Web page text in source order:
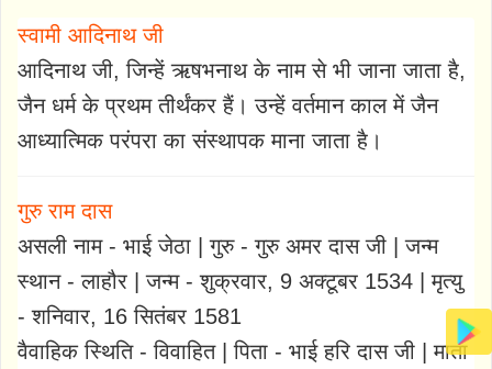
स्वामी आदिनाथ जी
आदिनाथ जी, जिन्हें ऋषभनाथ के नाम से भी जाना जाता है,
जैन धर्म के प्रथम तीर्थंकर हैं। उन्हें वर्तमान काल में जैन
आध्यात्मिक परंपरा का संस्थापक माना जाता है।
गुरु राम दास
असली नाम - भाई जेठा | गुरु - गुरु अमर दास जी | जन्म
स्थान - लाहौर | जन्म - शुक्रवार, 9 अक्टूबर 1534 | मृत्यु
- शनिवार, 16 सितंबर 1581
वैवाहिक स्थिति - विवाहित | पिता - भाई हरि दास जी | माता